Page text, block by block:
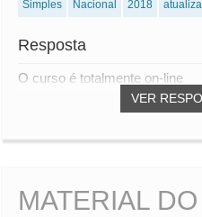
Simples Nacional 2018
Resposta
VER
O curso é totalmente on-line
MATERIAL